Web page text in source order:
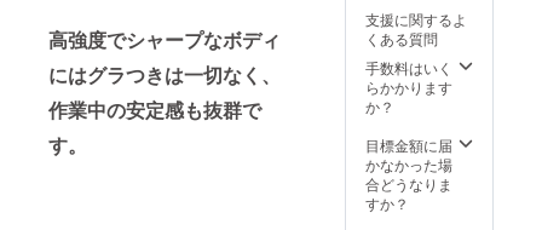
高強度でシャープなボディ
にはグラつきは一切なく、
作業中の安定感も抜群で
す。
支援に関するよ
くある質問
手数料はいく
らかかります
か？
目標金額に届
かなかった場
合どうなりま
すか？